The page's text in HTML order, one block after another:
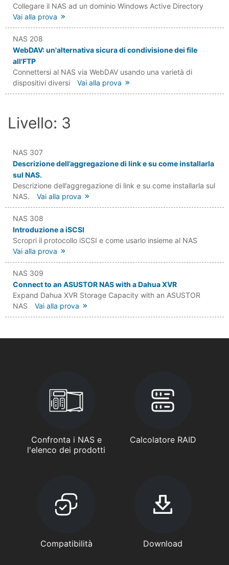
Collegare il NAS ad un dominio Windows Active Directory
Vai alla prova
NAS 208
WebDAV: un'alternativa sicura di condivisione dei file
all'FTP
Connettersi al NAS via WebDAV usando una varietà di
dispositivi diversi
Vai alla prova
Livello: 3
NAS 307
Descrizione dell’aggregazione di link e su come installarla
sul NAS.
Descrizione dell’aggregazione di link e su come installarla sul
NAS.
Vai alla prova
NAS 308
Introduzione a iSCSI
Scropri il protocollo iSCSI e come usarlo insieme al NAS
Vai alla prova
NAS 309
Connect to an ASUSTOR NAS with a Dahua XVR
Expand Dahua XVR Storage Capacity with an ASUSTOR
NAS
Vai alla prova
Confronta i NAS e
l'elenco dei prodotti
Calcolatore RAID
Compatibilità Download